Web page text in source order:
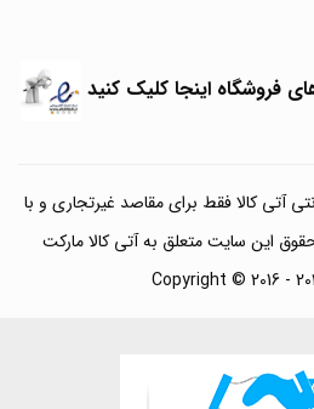
فروشگاه اینجا کلیک کنید
آتی کالا فقط برای مقاصد غیرتجاری و با
این سایت متعلق به آتی کالا مارکت